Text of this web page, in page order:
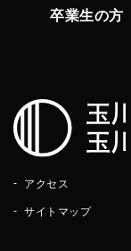
卒業生の方
アクセス
サイトマップ